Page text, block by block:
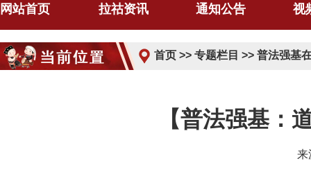
网站首页 拉祜资讯 通知公告 视
首页 >> 专题栏目 >> 普法强基
【普法强基：